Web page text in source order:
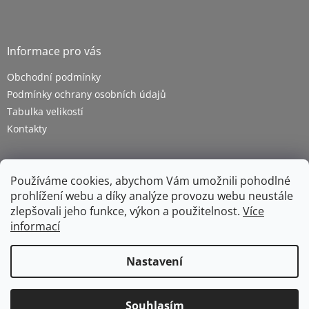
Používáme cookies, abychom Vám umožnili pohodlné
prohlížení webu a díky analýze provozu webu neustále
zlepšovali jeho funkce, výkon a použitelnost. Více
informací
Nastavení
Souhlasím
Informace pro vás
Obchodní podmínky
Podmínky ochrany osobních údajů
Tabulka velikostí
Kontakty
Copyright 2026ZETRA - pracovní oděvy s.r.o.. Všechna